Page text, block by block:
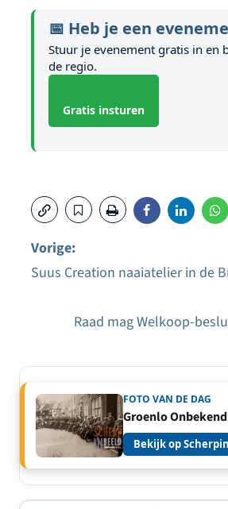
📅 Heb je een
Stuur je evenement gratis in en
de regio.
Gratis insturen
navigatie
Vorige:
Suus Creation naaiatelier in de
Raad mag Welkoop-
FOTO VAN DE DAG
Groenlo Onbekend
Bekijk op